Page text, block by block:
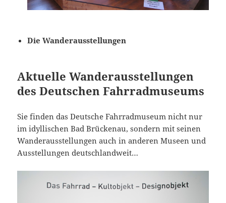
Die Wanderausstellungen
Aktuelle Wanderausstellungen
des Deutschen Fahrradmuseums
Sie finden das Deutsche Fahrradmuseum nicht nur
im idyllischen Bad Brückenau, sondern mit seinen
Wanderausstellungen auch in anderen Museen und
Ausstellungen deutschlandweit…